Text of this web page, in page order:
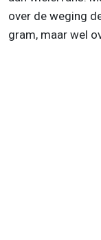
over de weging
gram, maar wel